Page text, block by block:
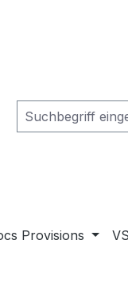
Provisions